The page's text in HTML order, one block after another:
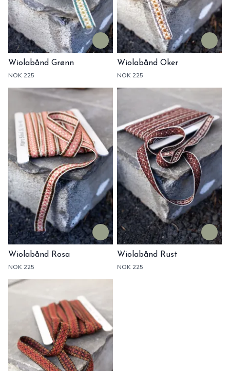
Wiolabånd Grønn
NOK 225
Wiolabånd Oker
NOK 225
Wiolabånd Rosa
NOK 225
Wiolabånd Rust
NOK 225